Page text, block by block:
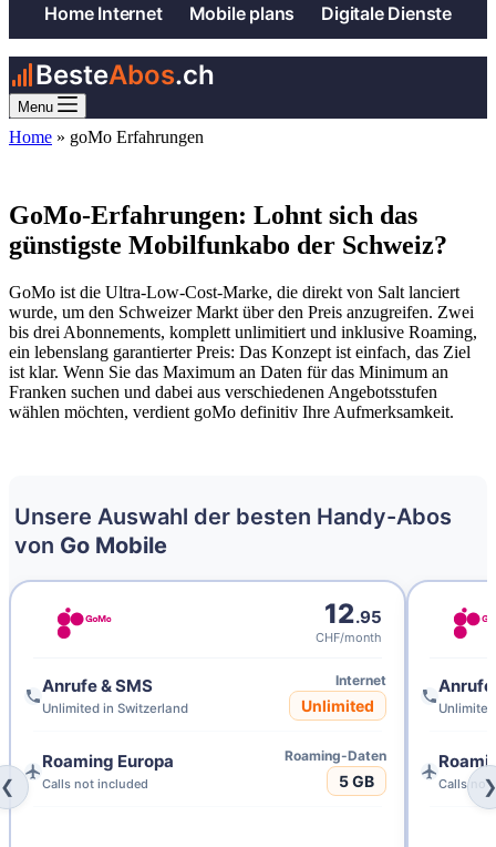
Home Internet Mobile plans Digitale Dienste
BesteAbos.ch
Menu
Home » goMo Erfahrungen
GoMo-Erfahrungen: Lohnt sich das
günstigste Mobilfunkabo der Schweiz?
GoMo ist die Ultra-Low-Cost-Marke, die direkt von Salt lanciert
wurde, um den Schweizer Markt über den Preis anzugreifen. Zwei
bis drei Abonnements, komplett unlimitiert und inklusive Roaming,
ein lebenslang garantierter Preis: Das Konzept ist einfach, das Ziel
ist klar. Wenn Sie das Maximum an Daten für das Minimum an
Franken suchen und dabei aus verschiedenen Angebotsstufen
wählen möchten, verdient goMo definitiv Ihre Aufmerksamkeit.
Unsere Auswahl der besten Handy-Abos
von Go Mobile
❮
12.95
CHF/month
Anrufe & SMS
Unlimited in Switzerland
Internet
Unlimited
Roaming Europa
Calls not included
Roaming-Daten
5 GB
Anrufe
Calls not❯